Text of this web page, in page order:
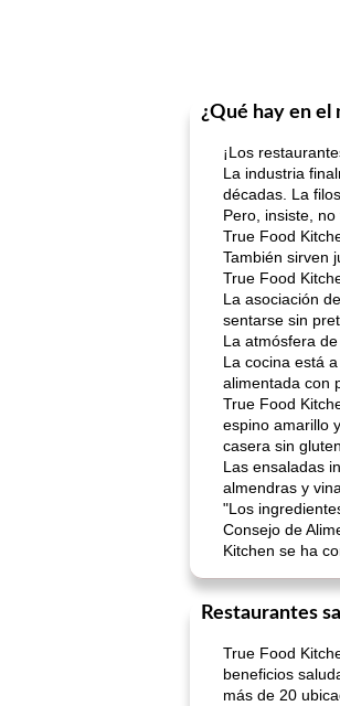
¿Qué hay en el
¡Los
La industria
décadas. La
Pero, insiste, no
True Food
También sirven
True Food
La asociación
sentarse sin
La atmósfera
La cocina está
alimentada con
True Food
espino amarillo
casera sin
Las ensaladas
almendras y
"Los
Consejo de
Kitchen se ha
Restaurantes
True Food
beneficios
más de 20